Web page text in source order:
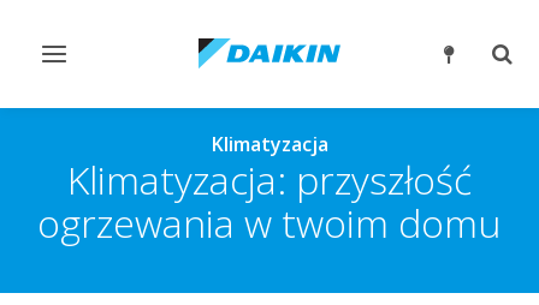
Przełącz
Klimatyzacja
Klimatyzacja: przyszłość
ogrzewania w twoim domu